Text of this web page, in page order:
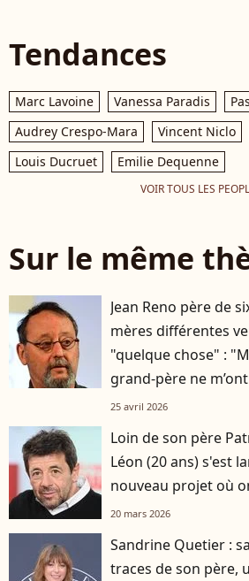
Tendances
Marc Lavoine Vanessa Paradis
Audrey Crespo-Mara
Vincent Niclo
Louis Ducruet
Emilie Dequenne
VOIR TOUS LES
Sur le même
Jean Reno père de
mères différentes
"quelque chose" :
grand-père ne
25 avril 2026
Loin de son père
Léon (20 ans) s'est
nouveau projet où
20 mars 2026
Sandrine Quetier :
traces de son père,